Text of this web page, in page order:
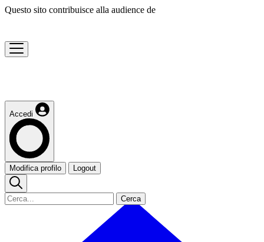
Questo sito contribuisce alla audience de
Accedi
Modifica profilo Logout
Cerca